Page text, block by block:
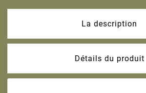
La description
Détails du produit